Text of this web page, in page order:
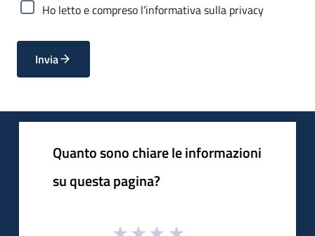
Ho letto e compreso l’informativa sulla privacy
Invia
Quanto sono chiare le informazioni
su questa pagina?